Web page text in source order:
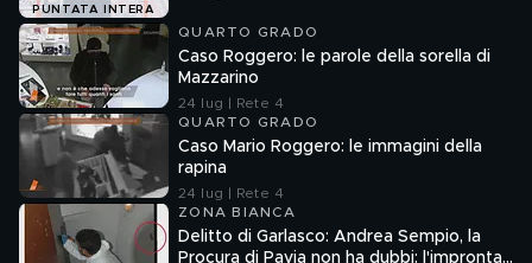
PUNTATA INTERA
QUARTO GRADO
Caso Roggero: le parole della sorella di
Mazzarino
24 lug | Rete 4
QUARTO GRADO
Caso Mario Roggero: le immagini della
rapina
24 lug | Rete 4
ZONA BIANCA
Delitto di Garlasco: Andrea Sempio, la
Procura di Pavia non ha dubbi: l'impronta